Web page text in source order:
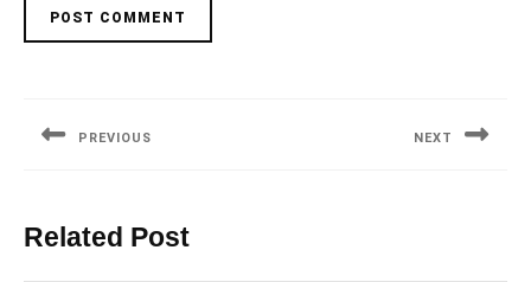
PREVIOUS NEXT
Related Post